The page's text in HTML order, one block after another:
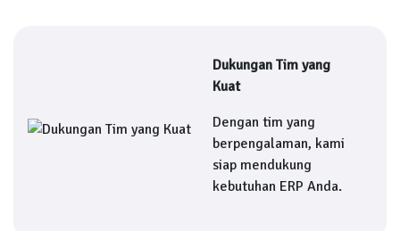
Dukungan Tim yang
Kuat
Dengan tim yang
berpengalaman, kami
siap mendukung
kebutuhan ERP Anda.